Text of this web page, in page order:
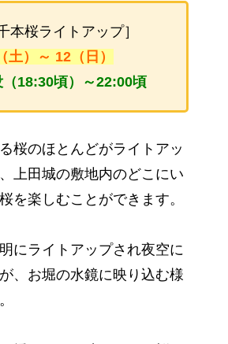
本桜ライトアップ］
土）～ 12（日）
（18:30頃）～22:00頃
桜のほとんどがライトアッ
上田城の敷地内のどこにい
を楽しむことができます。
にライトアップされ夜空に
、お堀の水鏡に映り込む様